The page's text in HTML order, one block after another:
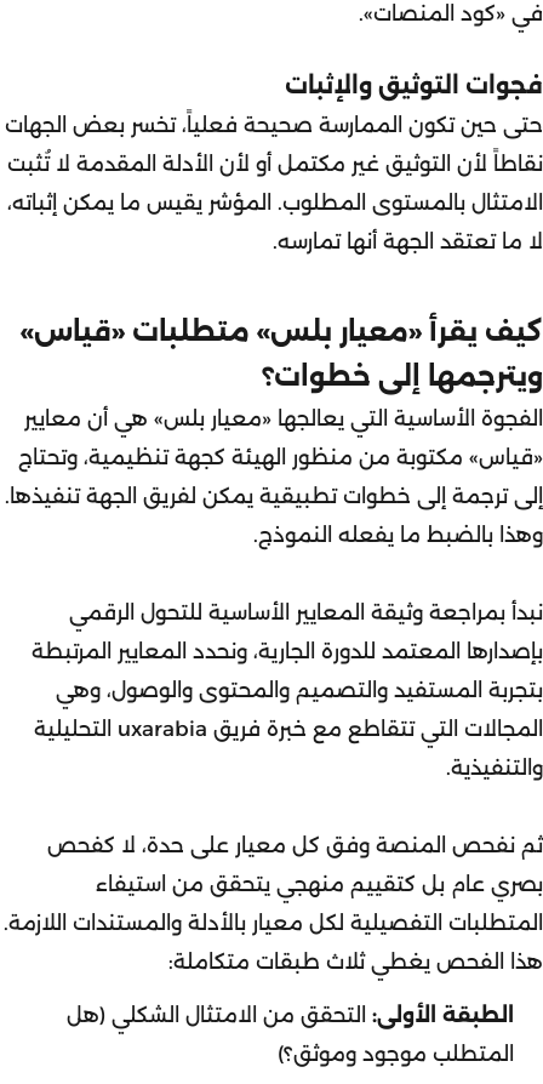
في «كود المنصات».
فجوات التوثيق والإثبات
حتى حين تكون الممارسة صحيحة فعلياً، تخسر بعض الجهات
نقاطاً لأن التوثيق غير مكتمل أو لأن الأدلة المقدمة لا تُثبت
الامتثال بالمستوى المطلوب. المؤشر يقيس ما يمكن إثباته،
لا ما تعتقد الجهة أنها تمارسه.
كيف يقرأ «معيار بلس» متطلبات «قياس»
ويترجمها إلى خطوات؟
الفجوة الأساسية التي يعالجها «معيار بلس» هي أن معايير
«قياس» مكتوبة من منظور الهيئة كجهة تنظيمية، وتحتاج
إلى ترجمة إلى خطوات تطبيقية يمكن لفريق الجهة تنفيذها.
وهذا بالضبط ما يفعله النموذج.
نبدأ بمراجعة وثيقة المعايير الأساسية للتحول الرقمي
بإصدارها المعتمد للدورة الجارية، ونحدد المعايير المرتبطة
بتجربة المستفيد والتصميم والمحتوى والوصول، وهي
المجالات التي تتقاطع مع خبرة فريق uxarabia التحليلية
والتنفيذية.
ثم نفحص المنصة وفق كل معيار على حدة، لا كفحص
بصري عام بل كتقييم منهجي يتحقق من استيفاء
المتطلبات التفصيلية لكل معيار بالأدلة والمستندات اللازمة.
هذا الفحص يغطي ثلاث طبقات متكاملة:
الطبقة الأولى: التحقق من الامتثال الشكلي (هل
المتطلب موجود وموثق؟)